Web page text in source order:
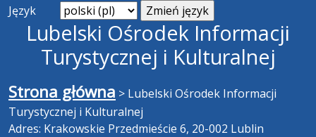
Język
Lubelski Ośrodek Informacji
Turystycznej i Kulturalnej
Strona główna > Lubelski Ośrodek Informacji
Turystycznej i Kulturalnej
Adres: Krakowskie Przedmieście 6, 20-002 Lublin